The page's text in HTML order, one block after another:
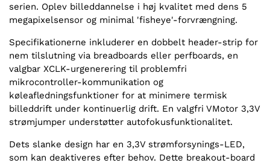
serien. Oplev billeddannelse i høj kvalitet med dens 5
megapixelsensor og minimal 'fisheye'-forvrængning.
Specifikationerne inkluderer en dobbelt header-strip for
nem tilslutning via breadboards eller perfboards, en
valgbar XCLK-urgenerering til problemfri
mikrocontroller-kommunikation og
køleafledningsfunktioner for at minimere termisk
billeddrift under kontinuerlig drift. En valgfri VMotor 3,3V
strømjumper understøtter autofokusfunktionalitet.
Dets slanke design har en 3,3V strømforsynings-LED,
som kan deaktiveres efter behov. Dette breakout-board